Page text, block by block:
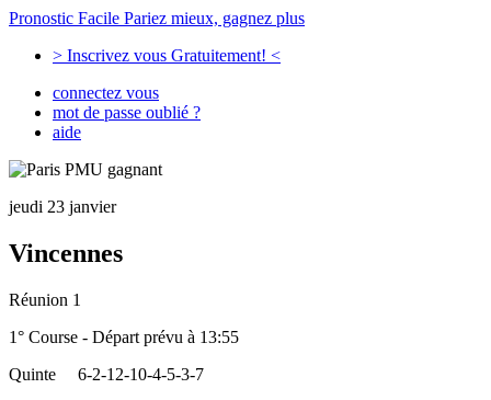
Pronostic Facile Pariez mieux, gagnez plus
> Inscrivez vous Gratuitement! <
connectez vous
mot de passe oublié ?
aide
jeudi 23 janvier
Vincennes
Réunion 1
1° Course - Départ prévu à 13:55
Quinte
6-2-12-10-4-5-3-7